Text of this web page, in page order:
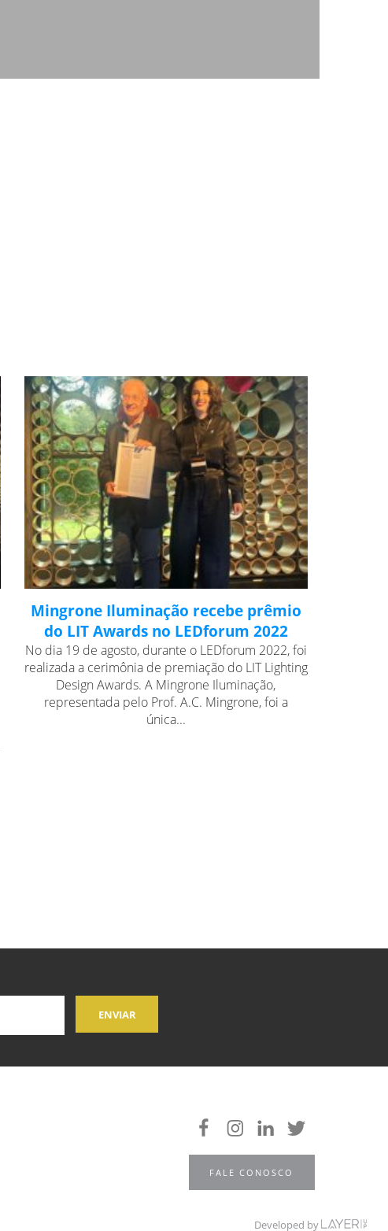
Mingrone Iluminação recebe prêmio
do LIT Awards no LEDforum 2022
No dia 19 de agosto, durante o LEDforum 2022, foi
realizada a cerimônia de premiação do LIT Lighting
Design Awards. A Mingrone Iluminação,
representada pelo Prof. A.C. Mingrone, foi a
única...
FALE CONOSCO
Developed by